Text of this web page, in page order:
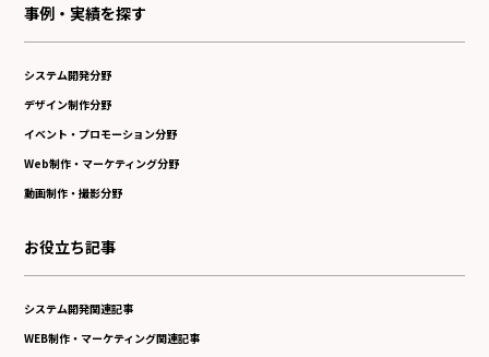
事例・実績を探す
システム開発分野
デザイン制作分野
イベント・プロモーション分野
Web制作・マーケティング分野
動画制作・撮影分野
お役立ち記事
システム開発関連記事
WEB制作・マーケティング関連記事